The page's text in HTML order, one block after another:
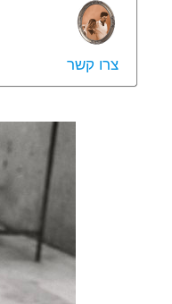
צרו קשר